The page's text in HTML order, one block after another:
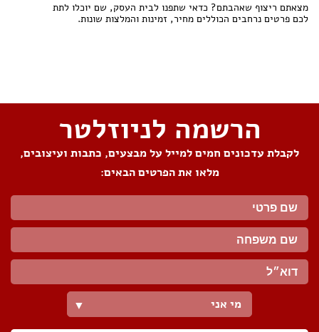
מצאתם ריצוף שאהבתם? כדאי שתפנו לבית העסק, שם יוכלו לתת
לכם פרטים נרחבים הכוללים מחיר, זמינות והמלצות שונות.
הרשמה לניוזלטר
לקבלת עדכונים חמים למייל על מבצעים, כתבות ועיצובים,
מלאו את הפרטים הבאים:
מי אני ▼